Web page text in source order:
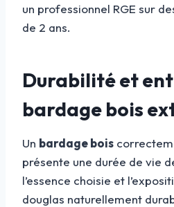
un professionnel RGE sur
de 2 ans.
Durabilité et
bardage bois
Un bardage bois
présente une durée de vie
l’essence choisie et
douglas naturellement